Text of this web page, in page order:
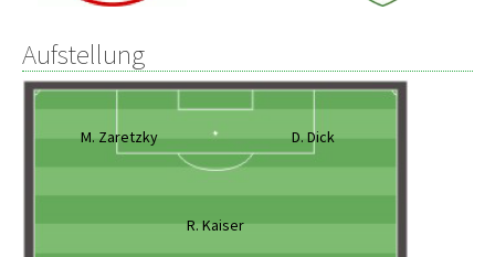
Aufstellung
M. Zaretzky D. Dick
R. Kaiser